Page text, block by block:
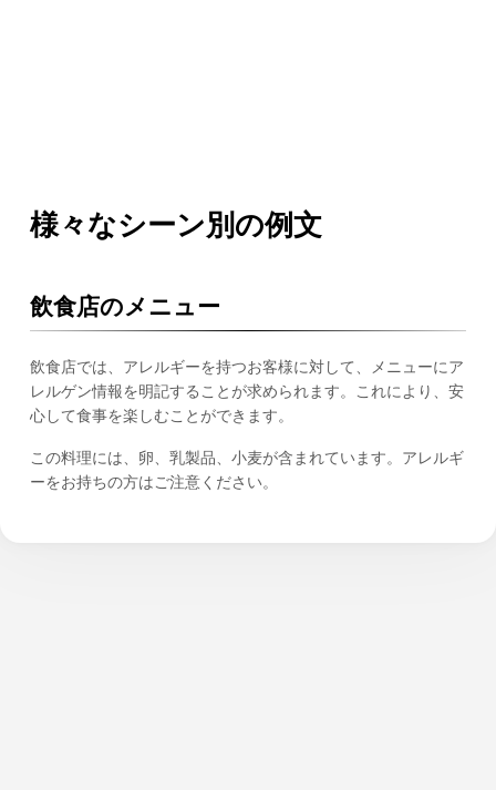
様々なシーン別の例文
飲食店のメニュー
飲食店では、アレルギーを持つお客様に対して、メニューにア
レルゲン情報を明記することが求められます。これにより、安
心して食事を楽しむことができます。
この料理には、卵、乳製品、小麦が含まれています。アレルギ
ーをお持ちの方はご注意ください。